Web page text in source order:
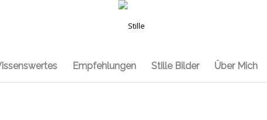
Empfehlungen Stille Bilder Über Mich